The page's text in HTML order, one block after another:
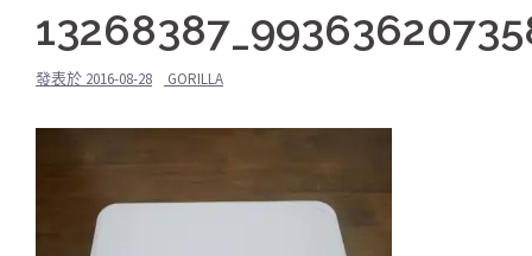
發表於 2016-08-28 GORILLA